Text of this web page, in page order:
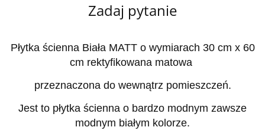
Zadaj pytanie
Płytka ścienna Biała MATT o wymiarach 30 cm x 60
cm rektyfikowana matowa
przeznaczona do wewnątrz pomieszczeń.
Jest to płytka ścienna o bardzo modnym zawsze
modnym białym kolorze.